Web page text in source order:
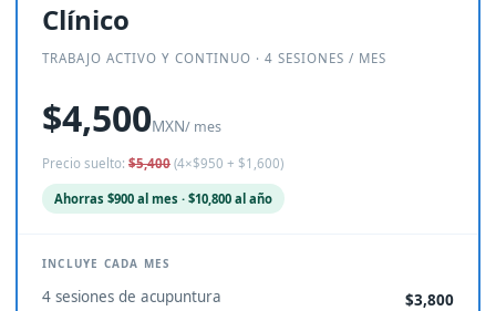
Clínico
TRABAJO ACTIVO Y CONTINUO · 4 SESIONES / MES
$4,500MXN/ mes
Precio suelto: $5,400 (4×$950 + $1,600)
Ahorras $900 al mes · $10,800 al año
INCLUYE CADA MES
4 sesiones de acupuntura $3,800